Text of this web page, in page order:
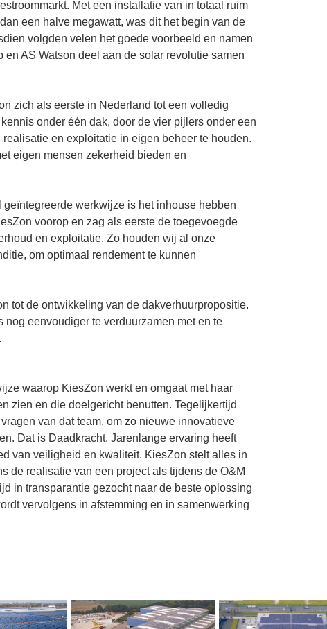
Met een installatie van in totaal ruim
een halve megawatt, was dit het begin van de
volgden velen het goede voorbeeld en namen
AS Watson deel aan de solar revolutie samen
zich als eerste in Nederland tot een volledig
onder één dak, door de vier pijlers onder een
en exploitatie in eigen beheer te houden.
eigen mensen zekerheid bieden en
werkwijze is het inhouse hebben
voorop en zag als eerste de toegevoegde
en exploitatie. Zo houden wij al onze
om optimaal rendement te kunnen
tot de ontwikkeling van de dakverhuurpropositie.
eenvoudiger te verduurzamen met en te
waarop KiesZon werkt en omgaat met haar
zien en die doelgericht benutten. Tegelijkertijd
van dat team, om zo nieuwe innovatieve
Dat is Daadkracht. Jarenlange ervaring heeft
van veiligheid en kwaliteit. KiesZon stelt alles in
de realisatie van een project als tijdens de O&M
in transparantie gezocht naar de beste oplossing
vervolgens in afstemming en in samenwerking